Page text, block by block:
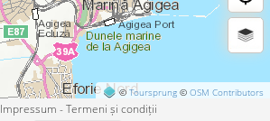
©Toursprung © OSM Contributors
Impressum - Termeni și condiții